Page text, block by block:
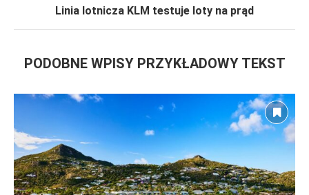
Linia lotnicza KLM testuje loty na prąd
PODOBNE WPISY PRZYKŁADOWY TEKST